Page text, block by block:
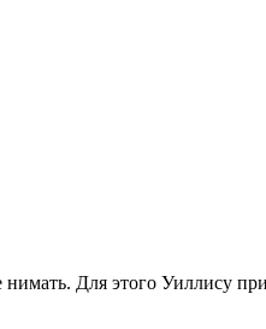
Для этого Уиллису